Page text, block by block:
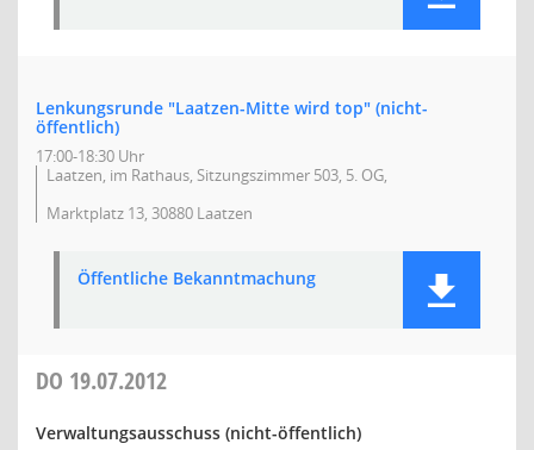
Lenkungsrunde "Laatzen-Mitte wird top" (nicht-
öffentlich)
17:00-18:30 Uhr
Laatzen, im Rathaus, Sitzungszimmer 503, 5. OG,
Marktplatz 13, 30880 Laatzen
Öffentliche Bekanntmachung
DO 19.07.2012
Verwaltungsausschuss (nicht-öffentlich)